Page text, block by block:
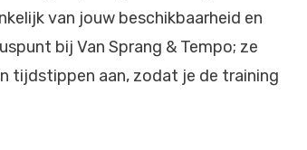
van jouw beschikbaarheid en
bij Van Sprang & Tempo; ze
tijdstippen aan, zodat je de training